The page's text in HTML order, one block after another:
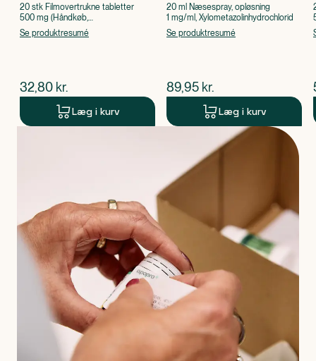
20 stk Filmovertrukne tabletter
500 mg (Håndkøb,
apoteksforbeholdt), Paracetamol
Se produktresumé
$nuværende pris
32,80 kr.
Læg i kurv
20 ml Næsespray, opløsning
1 mg/ml, Xylometazolinhydrochlorid
Se produktresumé
$nuværende pris
89,95 kr.
Læg i kurv